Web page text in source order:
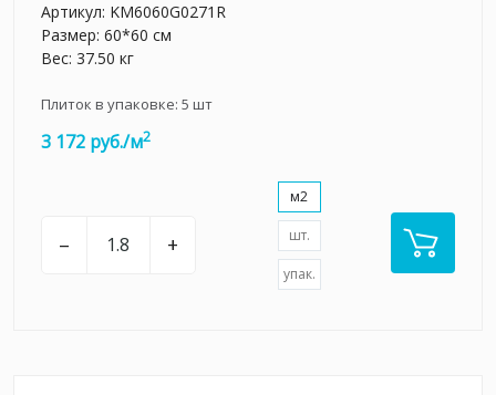
Артикул: KM6060G0271R
Размер: 60*60 см
Вес: 37.50 кг
Плиток в упаковке: 5 шт
3 172 руб./м2
– +
м2
шт.
упак.